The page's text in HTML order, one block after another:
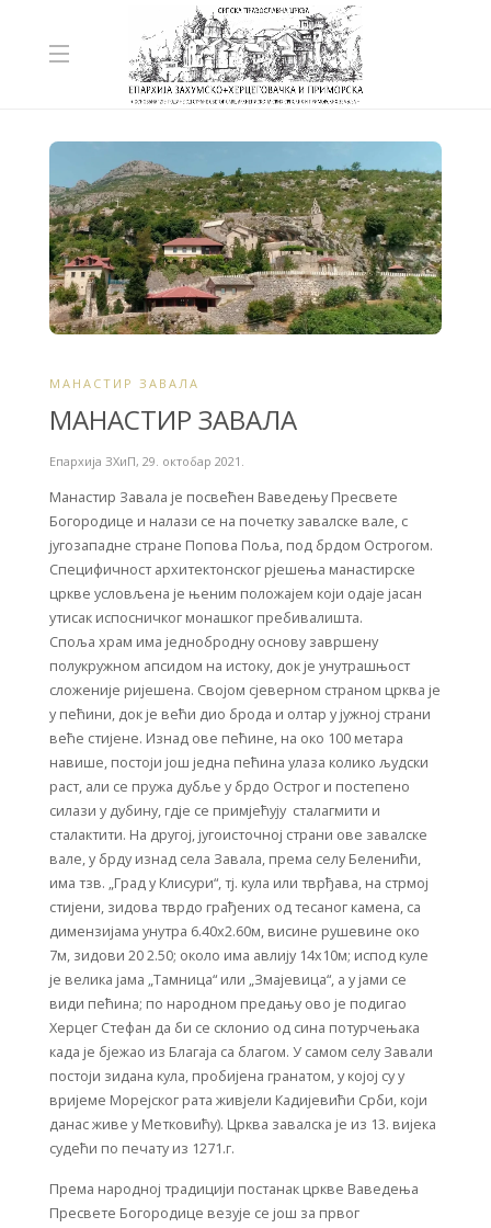
МАНАСТИР ЗАВАЛА
МАНАСТИР ЗАВАЛА
Епархија ЗХиП, 29. октобар 2021.
Манастир Завала је посвећен Ваведењу Пресвете
Богородице и налази се на почетку завалске вале, с
југозападне стране Попова Поља, под брдом Острогом.
Специфичност архитектонског рјешења манастирске
цркве условљена је њеним положајем који одаје јасан
утисак испосничког монашког пребивалишта.
Споља храм има једнобродну основу завршену
полукружном апсидом на истоку, док је унутрашњост
сложеније ријешена. Својом сјеверном страном црква је
у пећини, док је већи дио брода и олтар у јужној страни
веће стијене. Изнад ове пећине, на око 100 метара
навише, постоји још једна пећина улаза колико људски
раст, али се пружа дубље у брдо Острог и постепено
силази у дубину, гдје се примјећују сталагмити и
сталактити. На другој, југоисточној страни ове завалске
вале, у брду изнад села Завала, према селу Беленићи,
има тзв. „Град у Клисури“, тј. кула или тврђава, на стрмој
стијени, зидова тврдо грађених од тесаног камена, са
димензијама унутра 6.40х2.60м, висине рушевине око
7м, зидови 20 2.50; около има авлију 14х10м; испод куле
је велика јама „Тамница“ или „Змајевица“, а у јами се
види пећина; по народном предању ово је подигао
Херцег Стефан да би се склонио од сина потурчењака
када је бјежао из Благаја са благом. У самом селу Завали
постоји зидана кула, пробијена гранатом, у којој су у
вријеме Морејског рата живјели Кадијевићи Срби, који
данас живе у Метковићу). Црква завалска је из 13. вијека
судећи по печату из 1271.г.
Према народној традицији постанак цркве Ваведења
Пресвете Богородице везује се још за првог